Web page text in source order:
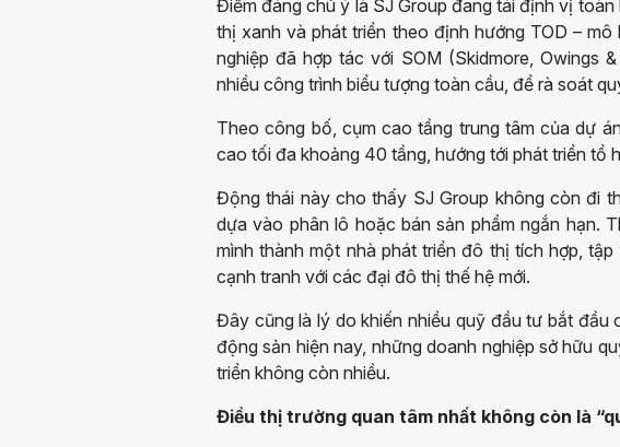
Điểm đáng chú ý là SJ Group đang tái định vị
thị xanh và phát triển theo định hướng TOD –
nghiệp đã hợp tác với SOM (Skidmore, Owings
nhiều công trình biểu tượng toàn cầu, để rà soát
Theo công bố, cụm cao tầng trung tâm của dự
cao tối đa khoảng 40 tầng, hướng tới phát triển tổ
Động thái này cho thấy SJ Group không còn đi
dựa vào phân lô hoặc bán sản phẩm ngắn hạn.
mình thành một nhà phát triển đô thị tích hợp,
cạnh tranh với các đại đô thị thế hệ mới.
Đây cũng là lý do khiến nhiều quỹ đầu tư bắt đầu
động sản hiện nay, những doanh nghiệp sở hữu
triển không còn nhiều.
Điều thị trường quan tâm nhất không còn là